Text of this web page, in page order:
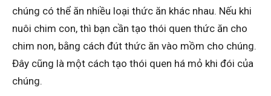
chúng có thể ăn nhiều loại thức ăn khác nhau. Nếu khi
nuôi chim con, thì bạn cần tạo thói quen thức ăn cho
chim non, bằng cách đút thức ăn vào mồm cho chúng.
Đây cũng là một cách tạo thói quen há mỏ khi đói của
chúng.